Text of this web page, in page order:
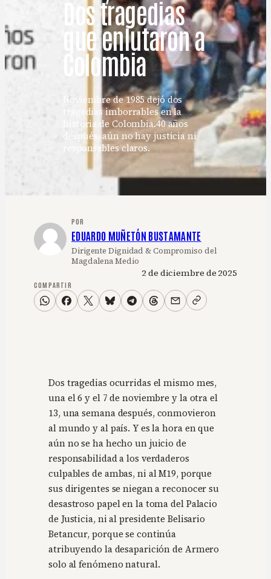
Dos tragedias
que enlutaron a
Colombia
Noviembre de 1985 dejó dos
tragedias imborrables en la
historia de Colombia.40 años
después, aún no hay justicia ni
responsables claros.
POR
EDUARDO MUÑETÓN BUSTAMANTE
Dirigente Dignidad & Compromiso del
Magdalena Medio
2 de diciembre de 2025
COMPARTIR
Dos tragedias ocurridas el mismo mes,
una el 6 y el 7 de noviembre y la otra el
13, una semana después, conmovieron
al mundo y al país. Y es la hora en que
aún no se ha hecho un juicio de
responsabilidad a los verdaderos
culpables de ambas, ni al M19, porque
sus dirigentes se niegan a reconocer su
desastroso papel en la toma del Palacio
de Justicia, ni al presidente Belisario
Betancur, porque se continúa
atribuyendo la desaparición de Armero
solo al fenómeno natural.